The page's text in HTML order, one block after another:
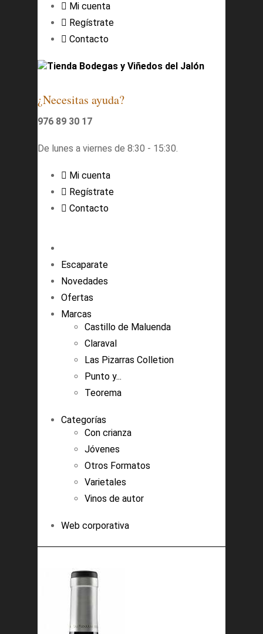
Mi cuenta
Regístrate
Contacto
Tienda Bodegas y Viñedos del Jalón
¿Necesitas ayuda?
976 89 30 17
De lunes a viernes de 8:30 - 15:30.
Mi cuenta
Regístrate
Contacto
Escaparate
Novedades
Ofertas
Marcas
Castillo de Maluenda
Claraval
Las Pizarras Colletion
Punto y...
Teorema
Categorías
Con crianza
Jóvenes
Otros Formatos
Varietales
Vinos de autor
Web corporativa